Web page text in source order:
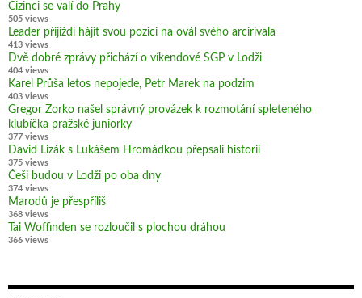
Cizinci se valí do Prahy
505 views
Leader přijíždí hájit svou pozici na ovál svého arcirivala
413 views
Dvě dobré zprávy přichází o víkendové SGP v Lodži
404 views
Karel Průša letos nepojede, Petr Marek na podzim
403 views
Gregor Zorko našel správný provázek k rozmotání spleteného
klubíčka pražské juniorky
377 views
David Lizák s Lukášem Hromádkou přepsali historii
375 views
Češi budou v Lodži po oba dny
374 views
Marodů je přespříliš
368 views
Tai Woffinden se rozloučil s plochou dráhou
366 views